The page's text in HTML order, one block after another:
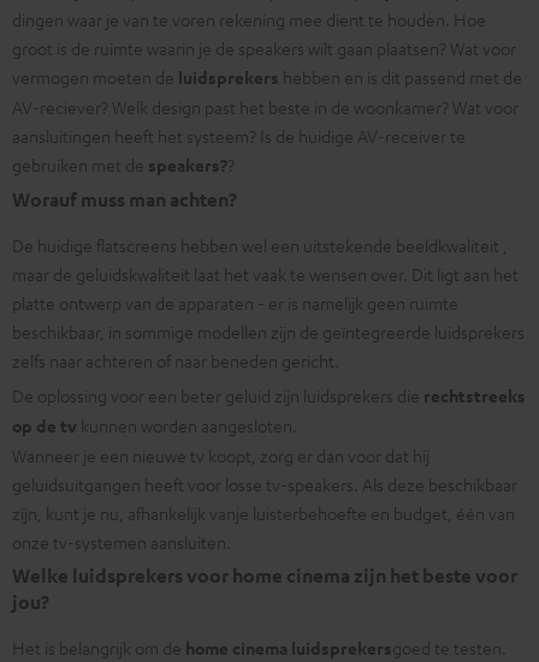
dingen waar je van te voren rekening mee dient te houden. Hoe
groot is de ruimte waarin je de speakers wilt gaan plaatsen? Wat voor
vermogen moeten de luidsprekers hebben en is dit passend met de
AV-reciever? Welk design past het beste in de woonkamer? Wat voor
aansluitingen heeft het systeem? Is de huidige AV-receiver te
gebruiken met de speakers??
Worauf muss man achten?
De huidige flatscreens hebben wel een uitstekende beeldkwaliteit ,
maar de geluidskwaliteit laat het vaak te wensen over. Dit ligt aan het
platte ontwerp van de apparaten - er is namelijk geen ruimte
beschikbaar, in sommige modellen zijn de geïntegreerde luidsprekers
zelfs naar achteren of naar beneden gericht.
De oplossing voor een beter geluid zijn luidsprekers die rechtstreeks
op de tv kunnen worden aangesloten.
Wanneer je een nieuwe tv koopt, zorg er dan voor dat hij
geluidsuitgangen heeft voor losse tv-speakers. Als deze beschikbaar
zijn, kunt je nu, afhankelijk vanje luisterbehoefte en budget, één van
onze tv-systemen aansluiten.
Welke luidsprekers voor home cinema zijn het beste voor
jou?
Het is belangrijk om de home cinema luidsprekersgoed te testen.